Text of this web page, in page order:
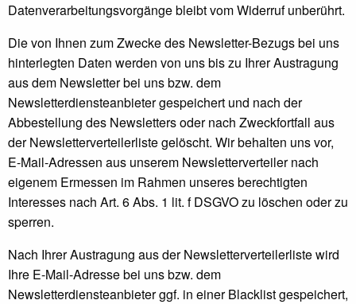
Datenverarbeitungsvorgänge bleibt vom Widerruf unberührt.
Die von Ihnen zum Zwecke des Newsletter-Bezugs bei uns
hinterlegten Daten werden von uns bis zu Ihrer Austragung
aus dem Newsletter bei uns bzw. dem
Newsletterdiensteanbieter gespeichert und nach der
Abbestellung des Newsletters oder nach Zweckfortfall aus
der Newsletterverteilerliste gelöscht. Wir behalten uns vor,
E-Mail-Adressen aus unserem Newsletterverteiler nach
eigenem Ermessen im Rahmen unseres berechtigten
Interesses nach Art. 6 Abs. 1 lit. f DSGVO zu löschen oder zu
sperren.
Nach Ihrer Austragung aus der Newsletterverteilerliste wird
Ihre E-Mail-Adresse bei uns bzw. dem
Newsletterdiensteanbieter ggf. in einer Blacklist gespeichert,